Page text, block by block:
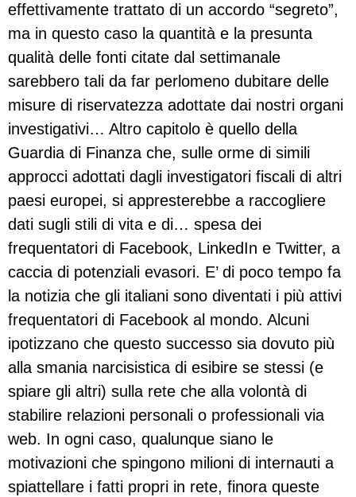
effettivamente trattato di un accordo “segreto”,
ma in questo caso la quantità e la presunta
qualità delle fonti citate dal settimanale
sarebbero tali da far perlomeno dubitare delle
misure di riservatezza adottate dai nostri organi
investigativi… Altro capitolo è quello della
Guardia di Finanza che, sulle orme di simili
approcci adottati dagli investigatori fiscali di altri
paesi europei, si appresterebbe a raccogliere
dati sugli stili di vita e di… spesa dei
frequentatori di Facebook, LinkedIn e Twitter, a
caccia di potenziali evasori. E’ di poco tempo fa
la notizia che gli italiani sono diventati i più attivi
frequentatori di Facebook al mondo. Alcuni
ipotizzano che questo successo sia dovuto più
alla smania narcisistica di esibire se stessi (e
spiare gli altri) sulla rete che alla volontà di
stabilire relazioni personali o professionali via
web. In ogni caso, qualunque siano le
motivazioni che spingono milioni di internauti a
spiattellare i fatti propri in rete, finora queste